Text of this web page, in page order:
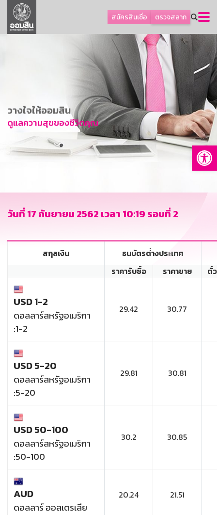
สมัครสินเชื่อ ตรวจสลาก
ลูกค้าธุรกิจ
ลูกค้าผู้ประกอบรายย่อย
การพัฒนาที่ยั่งยืน
ข่าวสาร
บริการทางการเงิน
อื่นๆ
GSB Society
วางใจให้ออมสิน
ดูแลความสุขของชีวิตคุณ
วันที่ 17 กันยายน 2562 เวลา 10:19 รอบที่ 2
สกุลเงิน
ธนบัตรต่่างประเทศ
ราคารับซื้อ
ราคาขาย ตั๋
USD 1-2
ดอลลาร์สหรัฐอเมริกา
:1-2
29.42 30.77
USD 5-20
ดอลลาร์สหรัฐอเมริกา
:5-20
29.81 30.81
USD 50-100
ดอลลาร์สหรัฐอเมริกา
:50-100
30.2 30.85
AUD
ดอลลาร์ ออสเตรเลีย
20.24 21.51